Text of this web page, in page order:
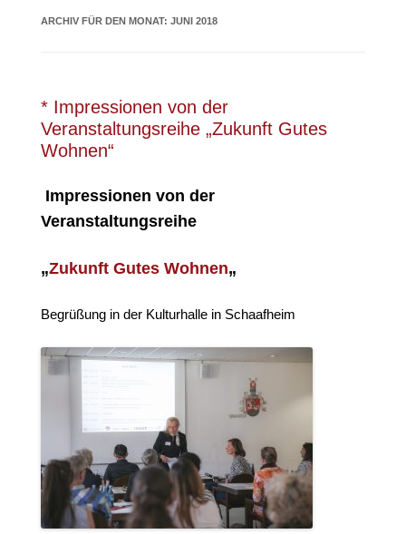
ARCHIV FÜR DEN MONAT: JUNI 2018
* Impressionen von der
Veranstaltungsreihe „Zukunft Gutes
Wohnen“
Impressionen von der
Veranstaltungsreihe
„Zukunft Gutes Wohnen„
Begrüßung in der Kulturhalle in Schaafheim